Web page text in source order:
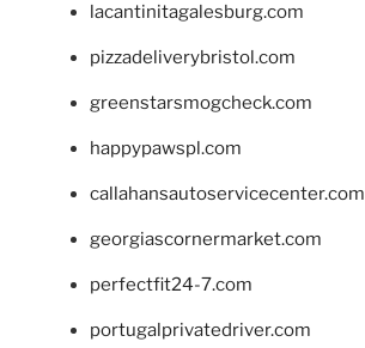
lacantinitagalesburg.com
pizzadeliverybristol.com
greenstarsmogcheck.com
happypawspl.com
callahansautoservicecenter.com
georgiascornermarket.com
perfectfit24-7.com
portugalprivatedriver.com